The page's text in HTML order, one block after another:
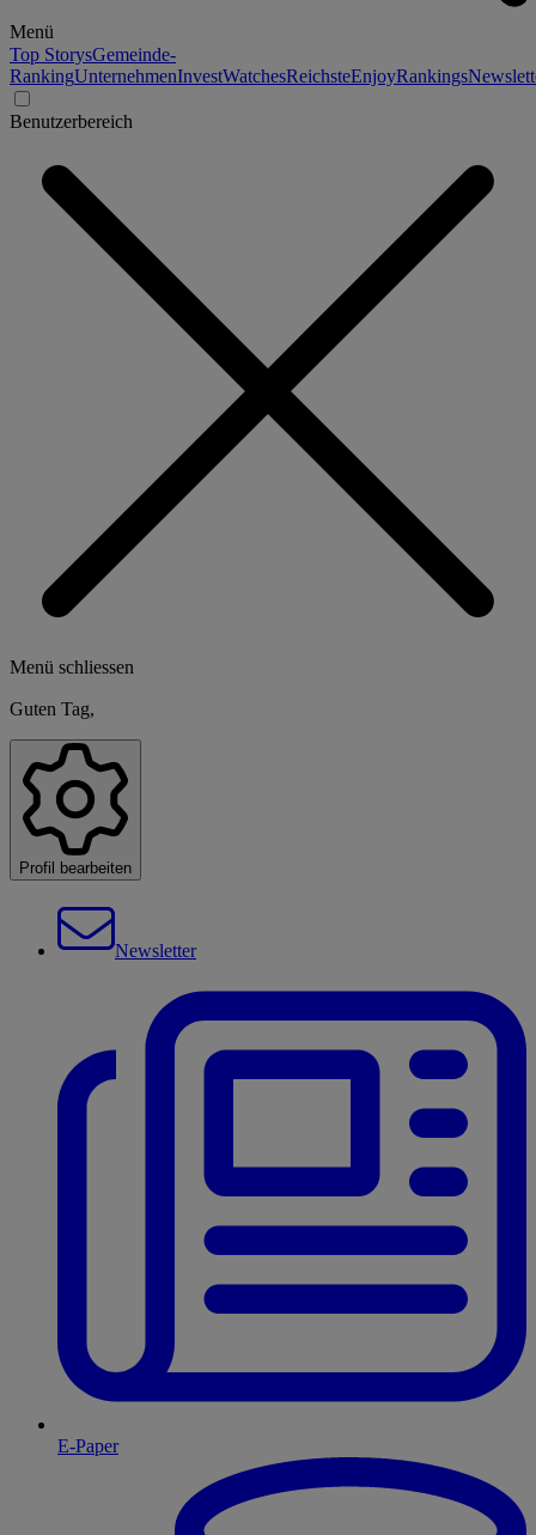
Menü
Top StorysGemeinde-
RankingUnternehmenInvestWatchesReichsteEnjoyRankings
Benutzerbereich
Menü schliessen
Guten Tag,
Profil bearbeiten
Newsletter
E-Paper